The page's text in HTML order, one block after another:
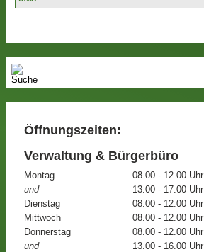
Öffnungszeiten:
Verwaltung & Bürgerbüro
Montag
08.00 - 12.00 Uhr
und
13.00 - 17.00 Uhr
Dienstag
08.00 - 12.00 Uhr
Mittwoch
08.00 - 12.00 Uhr
Donnerstag
08.00 - 12.00 Uhr
und
13.00 - 16.00 Uhr